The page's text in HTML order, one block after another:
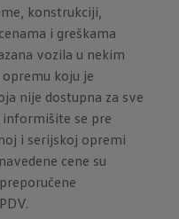
konstrukciji,
i greškama
vozila u nekim
koju je
nije dostupna za sve
se pre
i serijskoj opremi
cene su